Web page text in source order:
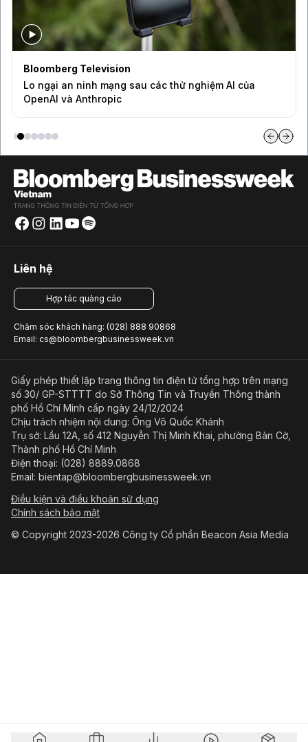
Bloomberg Television
Lo ngại an ninh mạng sau các thử nghiệm AI của
OpenAI và Anthropic
Liên hệ
Hợp tác quảng cáo
Chăm sóc khách hàng: (028) 888 90868
Email: cs@bloombergbusinessweek.vn
Giấy phép thiết lập trang thông tin điện tử tổng hợp trên mạng
số 30/ GP-STTTT do Sở Thông Tin và Truyền Thông thành
phố Hồ Chí Minh cấp ngày 24/12/2024
Chịu trách nhiệm nội dung: Ông Võ Quốc Khánh
Trụ sở: Lầu 12A, số 412 Nguyễn Thị Minh Khai, phường Bàn Cờ,
Thành phố Hồ Chí Minh
Điện thoại: (028) 8889.0868
Email: bientap@bloombergbusinessweek.vn
Điều kiện và điều khoản sử dụng
Chính sách bảo mật
© Copyright 2023-2026 Công ty Cổ phần Beacon Asia Media